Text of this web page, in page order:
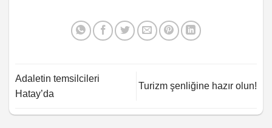
Adaletin temsilcileri
Hatay’da
Turizm şenliğine hazır olun!